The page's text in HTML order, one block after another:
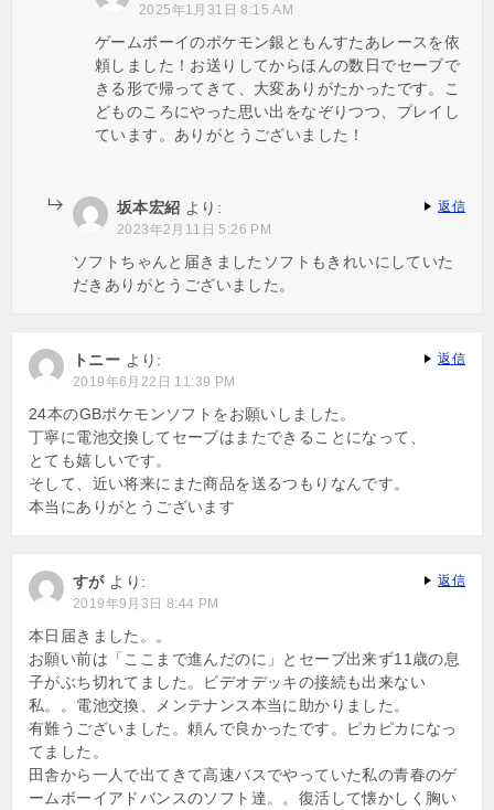
2025年1月31日 8:15 AM
ゲームボーイのポケモン銀ともんすたあレースを依
頼しました！お送りしてからほんの数日でセーブで
きる形で帰ってきて、大変ありがたかったです。こ
どものころにやった思い出をなぞりつつ、プレイし
ています。ありがとうございました！
坂本宏紹 より:
2023年2月11日 5:26 PM
ソフトちゃんと届きましたソフトもきれいにしていた
だきありがとうございました。
返信
トニー より:
2019年6月22日 11:39 PM
24本のGBポケモンソフトをお願いしました。
丁寧に電池交換してセーブはまたできることになって、
とても嬉しいです。
そして、近い将来にまた商品を送るつもりなんです。
本当にありがとうございます
返信
すが より:
2019年9月3日 8:44 PM
本日届きました。。
お願い前は「ここまで進んだのに」とセーブ出来ず11歳の息
子がぶち切れてました。ビデオデッキの接続も出来ない
私。。電池交換、メンテナンス本当に助かりました。
有難うございました。頼んで良かったです。ピカピカになっ
てました。
田舎から一人で出てきて高速バスでやっていた私の青春のゲ
ームボーイアドバンスのソフト達。。復活して懐かしく胸い
返信